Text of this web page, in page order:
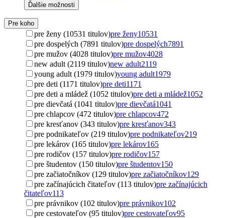
Ďalšie možnosti
Pre koho
pre ženy (10531 titulov)pre ženy10531
pre dospelých (7891 titulov)pre dospelých7891
pre mužov (4028 titulov)pre mužov4028
new adult (2119 titulov)new adult2119
young adult (1979 titulov)young adult1979
pre deti (1171 titulov)pre deti1171
pre deti a mládež (1052 titulov)pre deti a mládež1052
pre dievčatá (1041 titulov)pre dievčatá1041
pre chlapcov (472 titulov)pre chlapcov472
pre kresťanov (343 titulov)pre kresťanov343
pre podnikateľov (219 titulov)pre podnikateľov219
pre lekárov (165 titulov)pre lekárov165
pre rodičov (157 titulov)pre rodičov157
pre študentov (150 titulov)pre študentov150
pre začiatočníkov (129 titulov)pre začiatočníkov129
pre začínajúcich čitateľov (113 titulov)pre začínajúcich
čitateľov113
pre právnikov (102 titulov)pre právnikov102
pre cestovateľov (95 titulov)pre cestovateľov95